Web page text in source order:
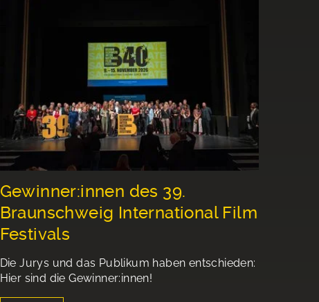
Gewinner:innen des 39.
Braunschweig International Film
Festivals
Die Jurys und das Publikum haben entschieden:
Hier sind die Gewinner:innen!